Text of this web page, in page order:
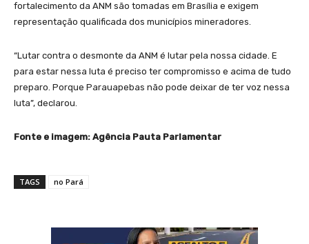
fortalecimento da ANM são tomadas em Brasília e exigem
representação qualificada dos municípios mineradores.
“Lutar contra o desmonte da ANM é lutar pela nossa cidade. E
para estar nessa luta é preciso ter compromisso e acima de tudo
preparo. Porque Parauapebas não pode deixar de ter voz nessa
luta”, declarou.
Fonte e imagem: Agência Pauta Parlamentar
TAGS no Pará